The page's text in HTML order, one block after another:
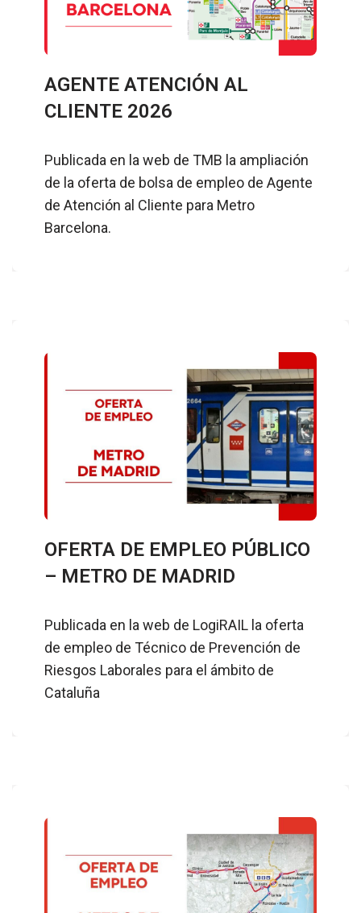
AGENTE ATENCIÓN AL
CLIENTE 2026
Publicada en la web de TMB la ampliación
de la oferta de bolsa de empleo de Agente
de Atención al Cliente para Metro
Barcelona.
OFERTA DE EMPLEO PÚBLICO
– METRO DE MADRID
Publicada en la web de LogiRAIL la oferta
de empleo de Técnico de Prevención de
Riesgos Laborales para el ámbito de
Cataluña